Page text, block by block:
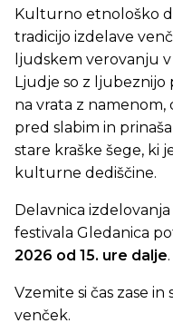
Kulturno etnološko
tradicijo izdelave
ljudskem verovanju
Ljudje so z ljubeznijo
na vrata z namenom,
pred slabim in
stare kraške šege, ki
kulturne dediščine.
Delavnica
festivala Gledanica
2026 od 15. ure dalje.
Vzemite si čas zase
venček.